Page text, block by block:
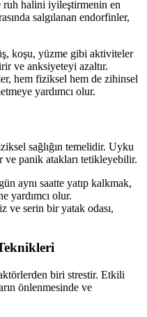
ruh halini iyileştirmenin en
salgılanan endorfinler,
koşu, yüzme gibi aktiviteler
ve anksiyeteyi azaltır.
hem fiziksel hem de zihinsel
yardımcı olur.
sağlığın temelidir. Uyku
panik atakları tetikleyebilir.
aynı saatte yatıp kalkmak,
yardımcı olur.
ve serin bir yatak odası,
biri strestir. Etkili
önlenmesinde ve